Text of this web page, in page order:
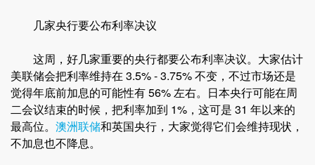
几家央行要公布利率决议
这周，好几家重要的央行都要公布利率决议。大家估计
美联储会把利率维持在 3.5% - 3.75% 不变，不过市场还是
觉得年底前加息的可能性有 56% 左右。日本央行可能在周
二会议结束的时候，把利率加到 1%，这可是 31 年以来的
最高位。 澳洲联储和英国央行，大家觉得它们会维持现状，
不加息也不降息。